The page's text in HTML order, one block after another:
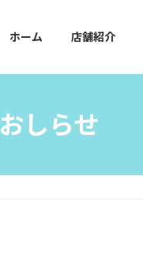
ホーム 店舗紹介
おしらせ